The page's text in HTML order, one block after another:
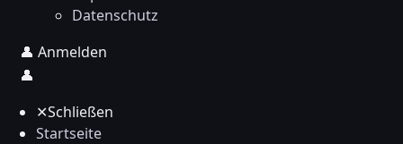
Datenschutz
👤 Anmelden
👤
✕Schließen
Startseite